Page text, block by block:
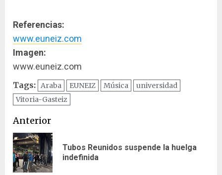
Referencias:
www.euneiz.com
Imagen:
www.euneiz.com
Tags: Araba EUNEIZ Música
universidad
Vitoria-Gasteiz
Navegación
de
entradas
Anterior
Tubos Reunidos suspende la huelga
indefinida